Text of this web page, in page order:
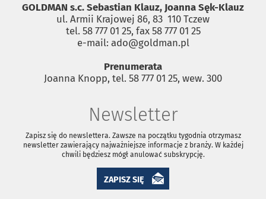
GOLDMAN s.c. Sebastian Klauz, Joanna Sęk-Klauz
ul. Armii Krajowej 86, 83 ­ 110 Tczew
tel. 58 777 01 25, fax 58 777 01 25
e-mail: ado@goldman.pl
Prenumerata
Joanna Knopp, tel. 58 777 01 25, wew. 300
Newsletter
Zapisz się do newslettera. Zawsze na początku tygodnia otrzymasz
newsletter zawierający najważniejsze informacje z branży. W każdej
chwili będziesz mógł anulować subskrypcję.
ZAPISZ SIĘ